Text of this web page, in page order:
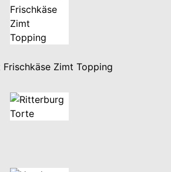
Zimt Topping